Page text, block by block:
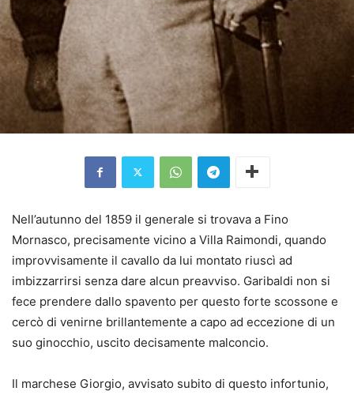
Nell’autunno del 1859 il generale si trovava a Fino
Mornasco, precisamente vicino a Villa Raimondi, quando
improvvisamente il cavallo da lui montato riuscì ad
imbizzarrirsi senza dare alcun preavviso. Garibaldi non si
fece prendere dallo spavento per questo forte scossone e
cercò di venirne brillantemente a capo ad eccezione di un
suo ginocchio, uscito decisamente malconcio.
Il marchese Giorgio, avvisato subito di questo infortunio,